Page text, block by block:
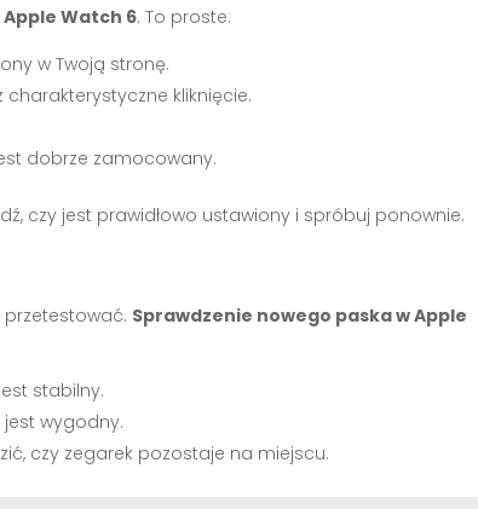
Watch 6. To proste:
w Twoją stronę.
charakterystyczne kliknięcie.
dobrze zamocowany.
czy jest prawidłowo ustawiony i spróbuj ponownie.
Sprawdzenie nowego paska w Apple
stabilny.
wygodny.
czy zegarek pozostaje na miejscu.